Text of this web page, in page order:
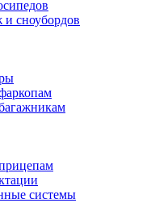
сноубордов
системы